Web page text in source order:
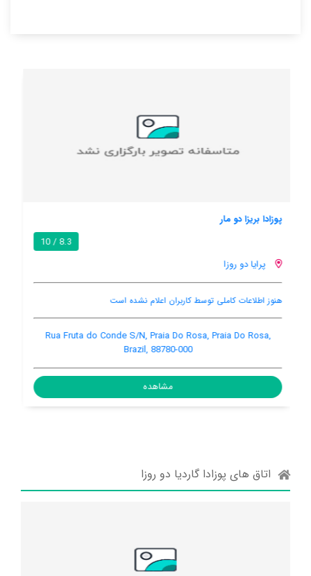
وارانگ گست هاوس
پرایا دو روزا
ترانسفر فرودگاهی بالکن باغ
Estrada para a Praia do Rosa, s/n, Praia Do Rosa, Praia Do
Rosa, Brazil, 88780-000
مشاهده
اتاق های پوزادا گاردیا دو روزا